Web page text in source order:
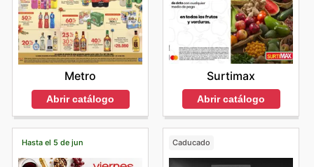
Metro
Abrir catálogo
Surtimax
Abrir catálogo
Hasta el 5 de jun Caducado